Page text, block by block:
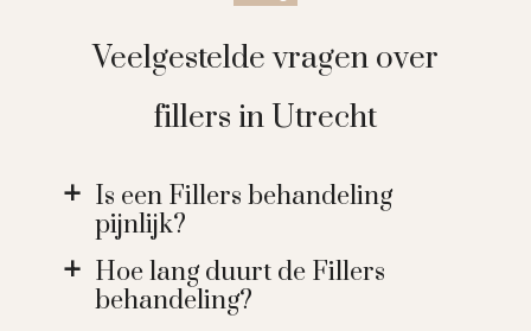
Veelgestelde vragen over
fillers in Utrecht
a
Is een Fillers behandeling
pijnlijk?
a
Hoe lang duurt de Fillers
behandeling?